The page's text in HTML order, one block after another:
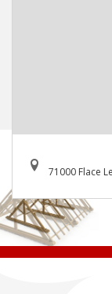
71000 Flace